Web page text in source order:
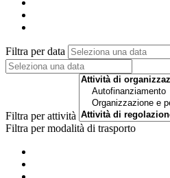
Filtra per data
Filtra per attività
Filtra per modalità di trasporto